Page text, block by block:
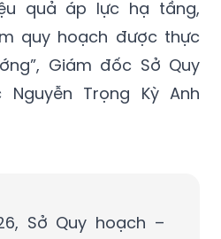
bộ 5 giải pháp này sẽ
quả áp lực hạ tầng,
quy hoạch được thực
Giám đốc Sở Quy
Trọng Kỳ Anh